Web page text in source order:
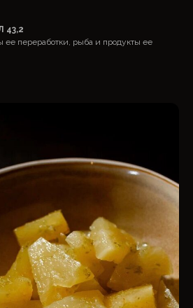
43,2
ее переработки, рыба и продукты ее